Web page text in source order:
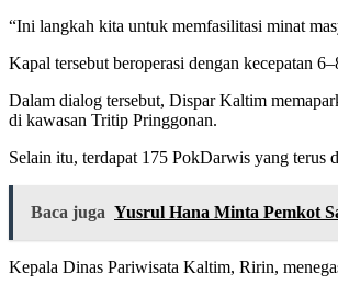
“Ini langkah kita untuk memfasilitasi minat
Kapal tersebut beroperasi dengan kecepatan
Dalam dialog tersebut, Dispar Kaltim
di kawasan Tritip Pringgonan.
Selain itu, terdapat 175 PokDarwis yang terus
Baca juga Yusrul Hana Minta Pemkot
Kepala Dinas Pariwisata Kaltim, Ririn,